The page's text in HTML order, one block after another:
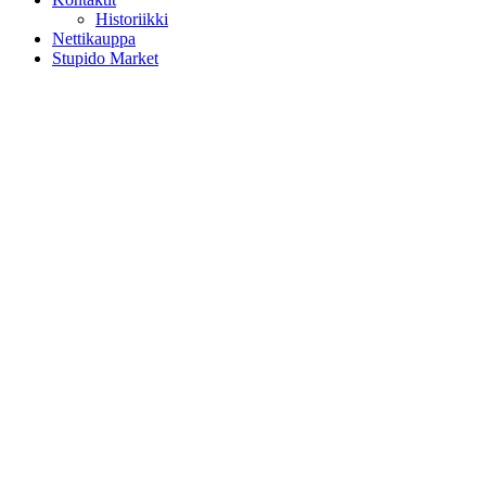
Historiikki
Nettikauppa
Stupido Market